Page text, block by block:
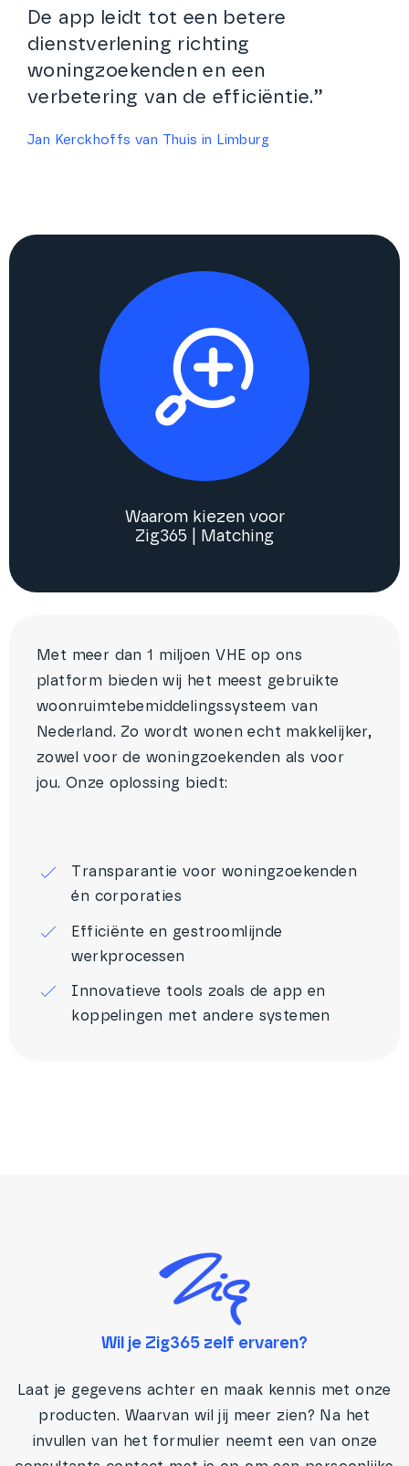
De app leidt tot een betere
dienstverlening richting
woningzoekenden en een
verbetering van de efficiëntie.”
Jan Kerckhoffs van Thuis in Limburg
Waarom kiezen voor
Zig365 | Matching
Met meer dan 1 miljoen VHE op ons
platform bieden wij het meest gebruikte
woonruimtebemiddelingssysteem van
Nederland. Zo wordt wonen echt makkelijker,
zowel voor de woningzoekenden als voor
jou. Onze oplossing biedt:
Transparantie voor woningzoekenden
én corporaties
Efficiënte en gestroomlijnde
werkprocessen
Innovatieve tools zoals de app en
koppelingen met andere systemen
Wil je Zig365 zelf ervaren?
Laat je gegevens achter en maak kennis met onze
producten. Waarvan wil jij meer zien? Na het
invullen van het formulier neemt een van onze